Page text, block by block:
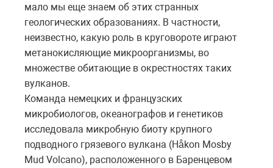
мало мы еще знаем об этих странных
геологических образованиях. В частности,
неизвестно, какую роль в круговороте играют
метанокисляющие микроорганизмы, во
множестве обитающие в окрестностях таких
вулканов.
Команда немецких и французских
микробиологов, океанографов и генетиков
исследовала микробную биоту крупного
подводного грязевого вулкана (Håkon Mosby
Mud Volcano), расположенного в Баренцевом